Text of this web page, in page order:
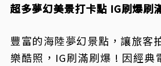
超多夢幻美景打卡點 IG刷爆刷
豐富的海陸夢幻景點，讓旅客
樂酷照，IG刷滿刷爆 ! 因經典